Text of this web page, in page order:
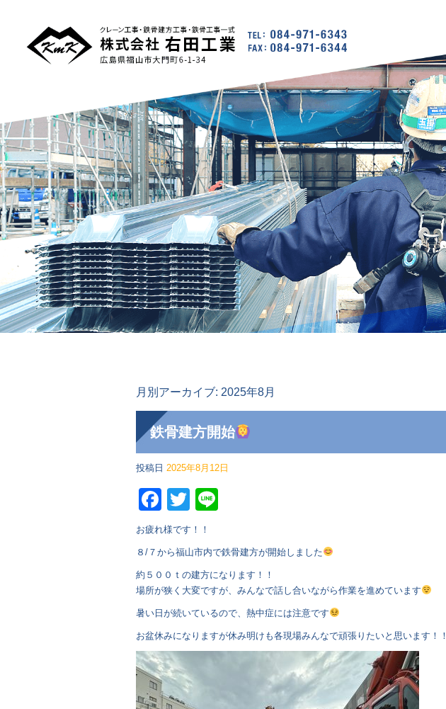
月別アーカイブ: 2025年8月
鉄骨建方開始
投稿日 2025年8月12日
Facebook
Twitter
お疲れ様です！！
８/７から福山市内で鉄骨建方が開始しました
約５００ｔの建方になります！！
場所が狭く大変ですが、みんなで話し合いながら作業を進めています
暑い日が続いているので、熱中症には注意です
お盆休みになりますが休み明けも各現場みんなで頑張りたいと思います！！